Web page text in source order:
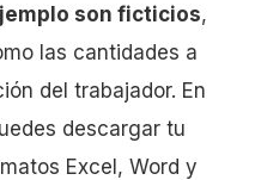
son ficticios,
las cantidades a
del trabajador. En
descargar tu
Excel, Word y